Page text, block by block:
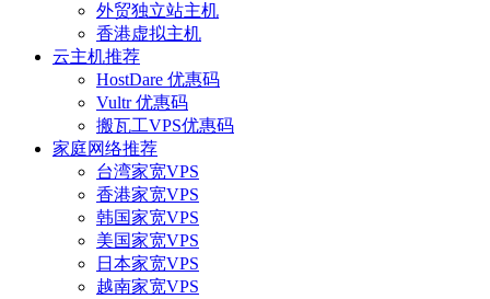
外贸独立站主机
香港虚拟主机
云主机推荐
HostDare 优惠码
Vultr 优惠码
搬瓦工VPS优惠码
家庭网络推荐
台湾家宽VPS
香港家宽VPS
韩国家宽VPS
美国家宽VPS
日本家宽VPS
越南家宽VPS